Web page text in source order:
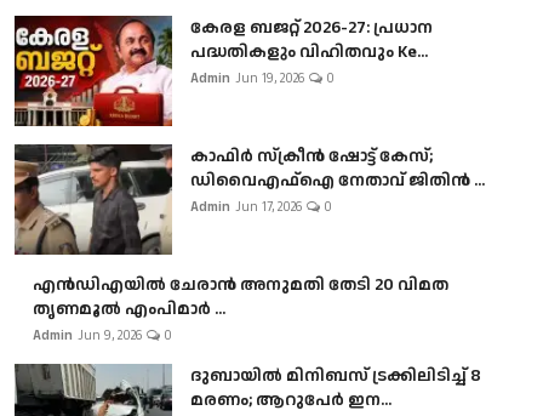
കേരള ബജറ്റ് 2026-27: പ്രധാന
പദ്ധതികളും വിഹിതവും Ke...
Admin Jun 19, 2026 0
കാഫിർ സ്‌ക്രീൻ ഷോട്ട് കേസ്;
ഡിവൈഎഫ്ഐ നേതാവ് ജിതിൻ ...
Admin Jun 17, 2026 0
എൻഡിഎയിൽ ചേരാൻ അനുമതി തേടി 20 വിമത
തൃണമൂൽ എംപിമാർ ...
Admin Jun 9, 2026 0
ദുബായിൽ മിനിബസ്​ ട്രക്കിലിടിച്ച് 8
മരണം; ആറുപേർ ഇന...